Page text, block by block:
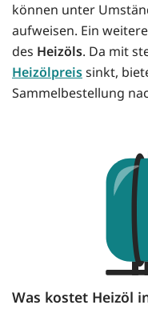
können unter
aufweisen. Ein
des Heizöls. Da mit
Heizölpreissinkt,
Sammelbestellung
Was kostet Heizöl